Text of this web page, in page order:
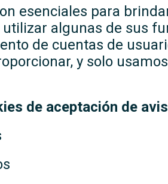
esenciales para
algunas de sus
de cuentas de
y solo
de aceptación de